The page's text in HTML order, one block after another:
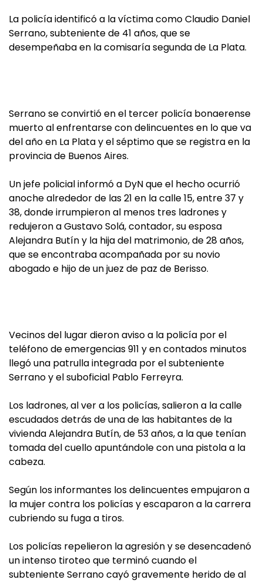
La policía identificó a la víctima como Claudio Daniel
Serrano, subteniente de 41 años, que se
desempeñaba en la comisaría segunda de La Plata.
Serrano se convirtió en el tercer policía bonaerense
muerto al enfrentarse con delincuentes en lo que va
del año en La Plata y el séptimo que se registra en la
provincia de Buenos Aires.
Un jefe policial informó a DyN que el hecho ocurrió
anoche alrededor de las 21 en la calle 15, entre 37 y
38, donde irrumpieron al menos tres ladrones y
redujeron a Gustavo Solá, contador, su esposa
Alejandra Butín y la hija del matrimonio, de 28 años,
que se encontraba acompañada por su novio
abogado e hijo de un juez de paz de Berisso.
Vecinos del lugar dieron aviso a la policía por el
teléfono de emergencias 911 y en contados minutos
llegó una patrulla integrada por el subteniente
Serrano y el suboficial Pablo Ferreyra.
Los ladrones, al ver a los policías, salieron a la calle
escudados detrás de una de las habitantes de la
vivienda Alejandra Butín, de 53 años, a la que tenían
tomada del cuello apuntándole con una pistola a la
cabeza.
Según los informantes los delincuentes empujaron a
la mujer contra los policías y escaparon a la carrera
cubriendo su fuga a tiros.
Los policías repelieron la agresión y se desencadenó
un intenso tiroteo que terminó cuando el
subteniente Serrano cayó gravemente herido de al